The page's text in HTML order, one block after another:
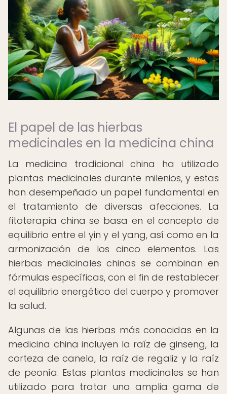
El papel de las hierbas
medicinales en la medicina china
La medicina tradicional china ha utilizado
plantas medicinales durante milenios, y estas
han desempeñado un papel fundamental en
el tratamiento de diversas afecciones. La
fitoterapia china se basa en el concepto de
equilibrio entre el yin y el yang, así como en la
armonización de los cinco elementos. Las
hierbas medicinales chinas se combinan en
fórmulas específicas, con el fin de restablecer
el equilibrio energético del cuerpo y promover
la salud.
Algunas de las hierbas más conocidas en la
medicina china incluyen la raíz de ginseng, la
corteza de canela, la raíz de regaliz y la raíz
de peonía. Estas plantas medicinales se han
utilizado para tratar una amplia gama de